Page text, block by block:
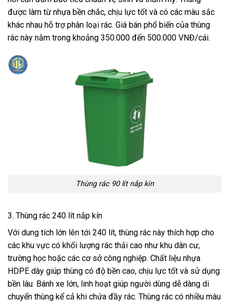
được làm từ nhựa bền chắc, chịu lực tốt và có các màu sắc
khác nhau hỗ trợ phân loại rác. Giá bán phổ biến của thùng
rác này nằm trong khoảng 350.000 đến 500.000 VNĐ/cái.
Thùng rác 90 lít nắp kín
3. Thùng rác 240 lít nắp kín
Với dung tích lớn lên tới 240 lít, thùng rác này thích hợp cho
các khu vực có khối lượng rác thải cao như khu dân cư,
trường học hoặc các cơ sở công nghiệp. Chất liệu nhựa
HDPE dày giúp thùng có độ bền cao, chịu lực tốt và sử dụng
bền lâu. Bánh xe lớn, linh hoạt giúp người dùng dễ dàng di
chuyển thùng kể cả khi chứa đầy rác. Thùng rác có nhiều màu